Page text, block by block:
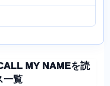
MY NAMEを読
一覧